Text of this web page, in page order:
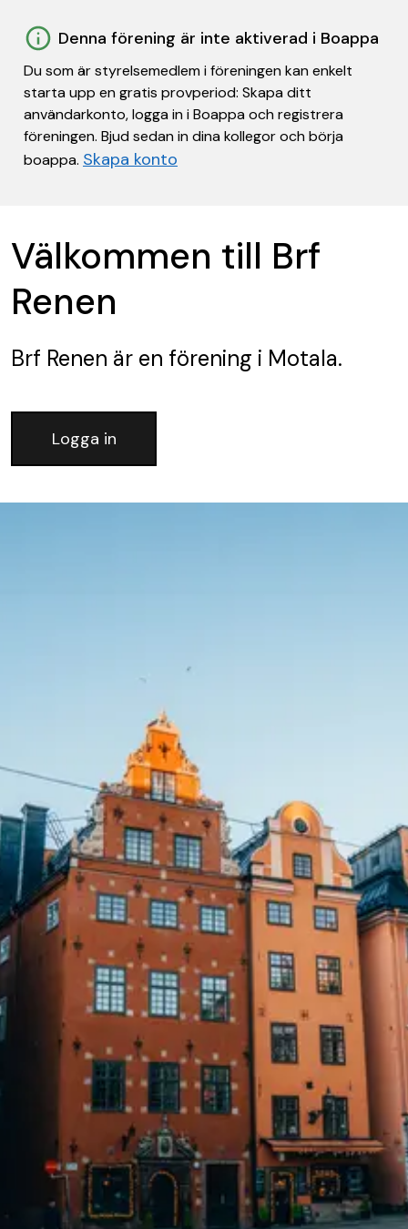
Denna förening är inte aktiverad i Boappa
Du som är styrelsemedlem i föreningen kan enkelt
starta upp en gratis provperiod: Skapa ditt
användarkonto, logga in i Boappa och registrera
föreningen. Bjud sedan in dina kollegor och börja
boappa. Skapa konto
Välkommen till Brf
Renen
Brf Renen är en förening i Motala.
Logga in